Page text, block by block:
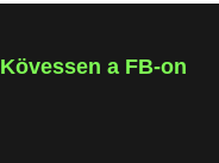
Kövessen a FB-on